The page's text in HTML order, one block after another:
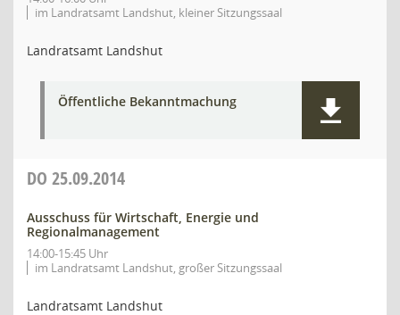
im Landratsamt Landshut, kleiner Sitzungssaal
Landratsamt Landshut
Öffentliche Bekanntmachung
DO 25.09.2014
Ausschuss für Wirtschaft, Energie und
Regionalmanagement
14:00-15:45 Uhr
im Landratsamt Landshut, großer Sitzungssaal
Landratsamt Landshut